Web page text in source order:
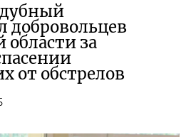
добровольцев
области за
от обстрелов